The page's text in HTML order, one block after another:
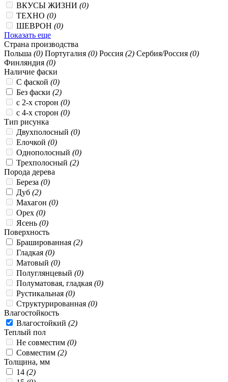
ВКУСЫ ЖИЗНИ (0)
ТЕХНО (0)
ШЕВРОН (0)
Показать еще
Страна производства
Польша (0) Португалия (0) Россия (2) Сербия/Россия (0)
Финляндия (0)
Наличие фаски
C фаской (0)
Без фаски (2)
с 2-х сторон (0)
с 4-х сторон (0)
Тип рисунка
Двухполосный (0)
Елочкой (0)
Однополосный (0)
Трехполосный (2)
Порода дерева
Береза (0)
Дуб (2)
Махагон (0)
Орех (0)
Ясень (0)
Поверхность
Брашированная (2)
Гладкая (0)
Матовый (0)
Полуглянцевый (0)
Полуматовая, гладкая (0)
Рустикальная (0)
Структурированная (0)
Влагостойкость
Влагостойкий (2)
Теплый пол
Не совместим (0)
Совместим (2)
Толщина, мм
14 (2)